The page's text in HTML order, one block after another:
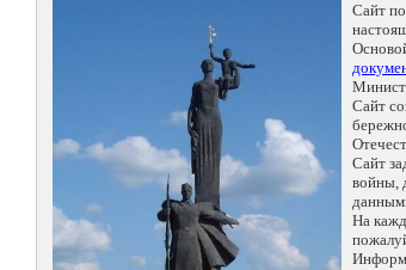
Сайт
Сайт
Сайт
войны,
На